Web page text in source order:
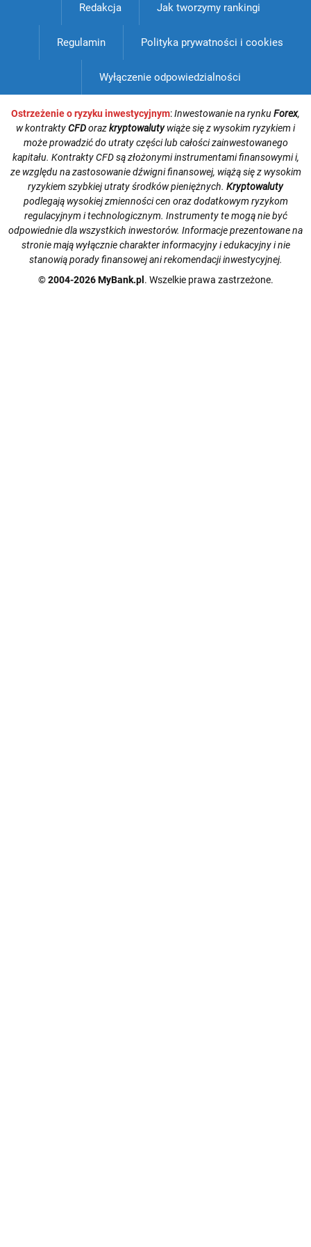
Redakcja Jak tworzymy rankingi
Regulamin Polityka prywatności i cookies
Wyłączenie odpowiedzialności
Ostrzeżenie o ryzyku inwestycyjnym:Inwestowanie na rynkuForex,
w kontraktyCFDorazkryptowalutywiąże się z wysokim ryzykiem i
może prowadzić do utraty części lub całości zainwestowanego
kapitału. Kontrakty CFD są złożonymi instrumentami finansowymi i,
ze względu na zastosowanie dźwigni finansowej, wiążą się z wysokim
ryzykiem szybkiej utraty środków pieniężnych. Kryptowaluty
podlegają wysokiej zmienności cen oraz dodatkowym ryzykom
regulacyjnym i technologicznym. Instrumenty te mogą nie być
odpowiednie dla wszystkich inwestorów. Informacje prezentowane na
stronie mają wyłącznie charakter informacyjny i edukacyjny i nie
stanowią porady finansowej ani rekomendacji inwestycyjnej.
© 2004-2026 MyBank.pl . Wszelkie prawa zastrzeżone.